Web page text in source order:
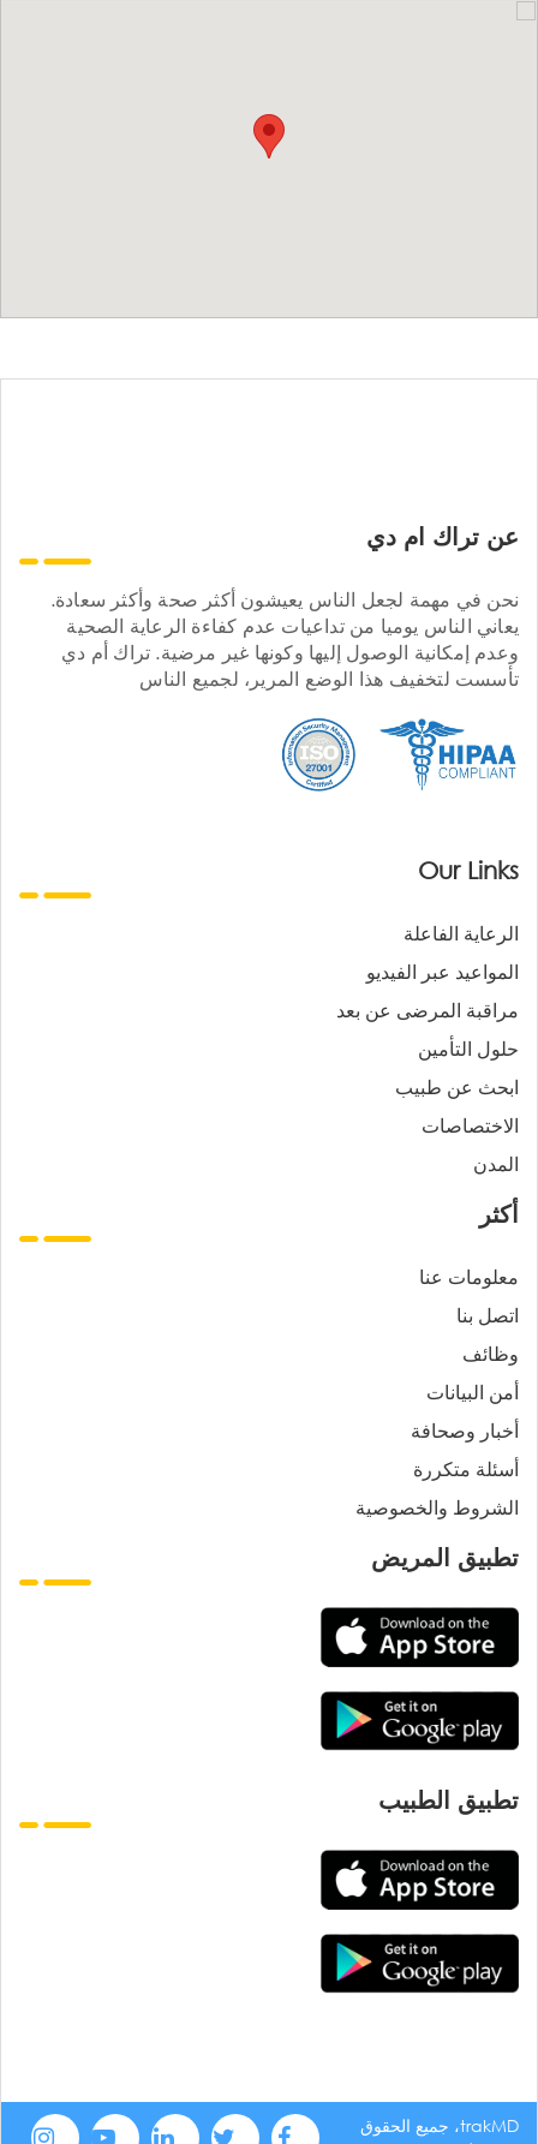
عن تراك ام دي
نحن في مهمة لجعل الناس يعيشون أكثر صحة وأكثر سعادة.
يعاني الناس يوميا من تداعيات عدم كفاءة الرعاية الصحية
وعدم إمكانية الوصول إليها وكونها غير مرضية. تراك أم دي
تأسست لتخفيف هذا الوضع المرير، لجميع الناس
Our Links
الرعاية الفاعلة
المواعيد عبر الفيديو
مراقبة المرضى عن بعد
حلول التأمين
ابحث عن طبيب
الاختصاصات
المدن
أكثر
معلومات عنا
اتصل بنا
وظائف
أمن البيانات
أخبار وصحافة
أسئلة متكررة
الشروط والخصوصية
تطبيق المريض
تطبيق الطبيب
trakMD، جميع الحقوق